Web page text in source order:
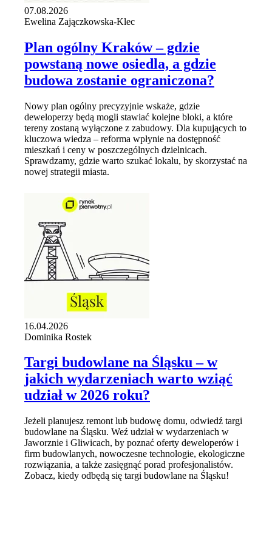
07.08.2026
Ewelina Zajączkowska-Klec
Plan ogólny Kraków – gdzie
powstaną nowe osiedla, a gdzie
budowa zostanie ograniczona?
Nowy plan ogólny precyzyjnie wskaże, gdzie
deweloperzy będą mogli stawiać kolejne bloki, a które
tereny zostaną wyłączone z zabudowy. Dla kupujących to
kluczowa wiedza – reforma wpłynie na dostępność
mieszkań i ceny w poszczególnych dzielnicach.
Sprawdzamy, gdzie warto szukać lokalu, by skorzystać na
nowej strategii miasta.
16.04.2026
Dominika Rostek
Targi budowlane na Śląsku – w
jakich wydarzeniach warto wziąć
udział w 2026 roku?
Jeżeli planujesz remont lub budowę domu, odwiedź targi
budowlane na Śląsku. Weź udział w wydarzeniach w
Jaworznie i Gliwicach, by poznać oferty deweloperów i
firm budowlanych, nowoczesne technologie, ekologiczne
rozwiązania, a także zasięgnąć porad profesjonalistów.
Zobacz, kiedy odbędą się targi budowlane na Śląsku!